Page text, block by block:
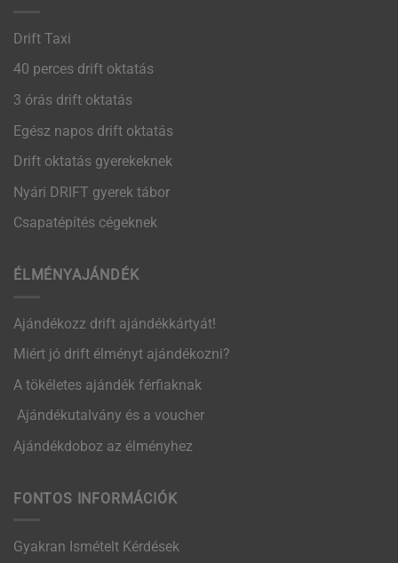
Drift Taxi
40 perces drift oktatás
3 órás drift oktatás
Egész napos drift oktatás
Drift oktatás gyerekeknek
Nyári DRIFT gyerek tábor
Csapatépítés cégeknek
ÉLMÉNYAJÁNDÉK
Ajándékozz drift ajándékkártyát!
Miért jó drift élményt ajándékozni?
A tökéletes ajándék férfiaknak
Ajándékutalvány és a voucher
Ajándékdoboz az élményhez
FONTOS INFORMÁCIÓK
Gyakran Ismételt Kérdések